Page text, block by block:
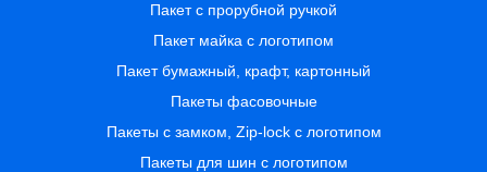
Пакет с прорубной ручкой
Пакет майка с логотипом
Пакет бумажный, крафт, картонный
Пакеты фасовочные
Пакеты с замком, Zip-lock с логотипом
Пакеты для шин с логотипом